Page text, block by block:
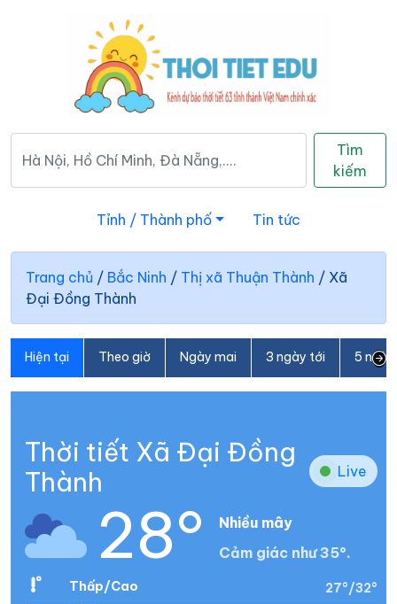
Tìm
kiếm
Tỉnh / Thành phố Tin tức
Trang chủ / Bắc Ninh / Thị xã Thuận Thành / Xã
Đại Đồng Thành
Hiện tại Theo giờ Ngày mai 3 ngày tới 5
Thời tiết Xã Đại Đồng
Thành
Live
28°
Nhiều mây
Cảm giác như 35°.
Thấp/Cao
27°/32°